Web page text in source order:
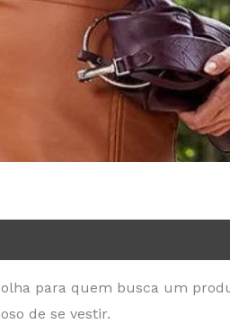
para quem busca um
de se vestir.